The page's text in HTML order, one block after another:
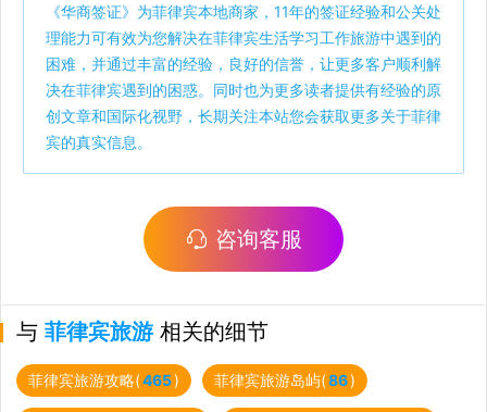
《华商签证》为菲律宾本地商家，11年的签证经验和公关处
理能力可有效为您解决在菲律宾生活学习工作旅游中遇到的
困难，并通过丰富的经验，良好的信誉，让更多客户顺利解
决在菲律宾遇到的困惑。同时也为更多读者提供有经验的原
创文章和国际化视野，长期关注本站您会获取更多关于菲律
宾的真实信息。
咨询客服
与 菲律宾旅游 相关的细节
菲律宾旅游攻略(465) 菲律宾旅游岛屿(86)